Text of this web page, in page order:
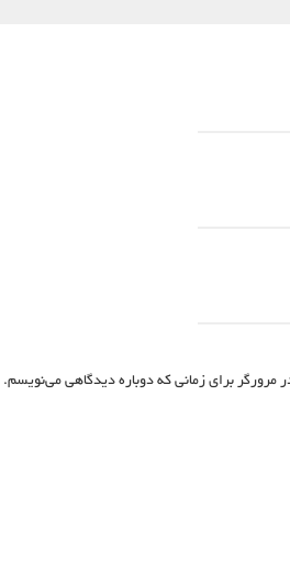
مرورگر برای زمانی که دوباره دیدگاهی می‌نویسم.